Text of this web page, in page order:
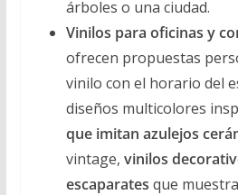
árboles o una ciudad.
Vinilos para oficinas y
ofrecen propuestas
vinilo con el horario del
diseños multicolores
que imitan azulejos
vintage, vinilos
escaparates que